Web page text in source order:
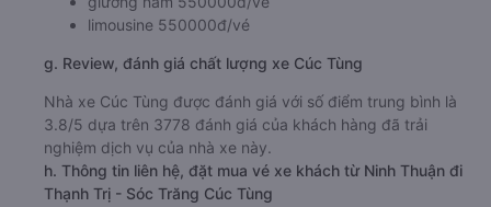
limousine 550000đ/vé
g. Review, đánh giá chất lượng xe Cúc Tùng
Nhà xe Cúc Tùng được đánh giá với số điểm trung bình là
3.8/5 dựa trên 3778 đánh giá của khách hàng đã trải
nghiệm dịch vụ của nhà xe này.
h. Thông tin liên hệ, đặt mua vé xe khách từ Ninh Thuận đi
Thạnh Trị - Sóc Trăng Cúc Tùng